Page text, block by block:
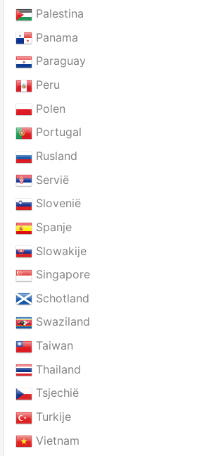
Palestina
Panama
Paraguay
Peru
Polen
Portugal
Rusland
Servië
Slovenië
Spanje
Slowakije
Singapore
Schotland
Swaziland
Taiwan
Thailand
Tsjechië
Turkije
Vietnam